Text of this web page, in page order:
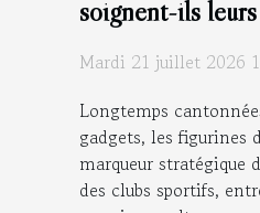
soignent-ils leurs
Mardi 21 juillet 2026
Longtemps
gadgets, les figurines
marqueur stratégique
des clubs sportifs,